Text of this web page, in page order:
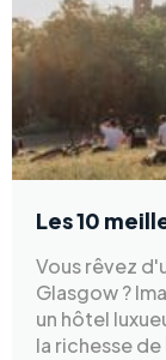
Les 10
Vous rêvez
Glasgow ?
un hôtel
la richesse